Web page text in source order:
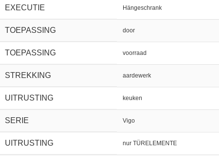
EXECUTIE Hängeschrank
TOEPASSING door
TOEPASSING voorraad
STREKKING aardewerk
UITRUSTING keuken
SERIE Vigo
UITRUSTING nur TÜRELEMENTE